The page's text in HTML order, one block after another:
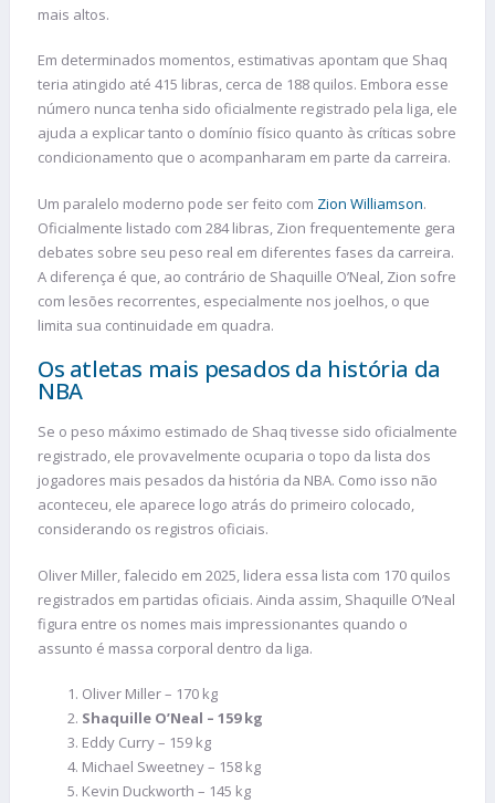
mais altos.
Em determinados momentos, estimativas apontam que Shaq
teria atingido até 415 libras, cerca de 188 quilos. Embora esse
número nunca tenha sido oficialmente registrado pela liga, ele
ajuda a explicar tanto o domínio físico quanto às críticas sobre
condicionamento que o acompanharam em parte da carreira.
Um paralelo moderno pode ser feito com Zion Williamson.
Oficialmente listado com 284 libras, Zion frequentemente gera
debates sobre seu peso real em diferentes fases da carreira.
A diferença é que, ao contrário de Shaquille O’Neal, Zion sofre
com lesões recorrentes, especialmente nos joelhos, o que
limita sua continuidade em quadra.
Os atletas mais pesados da história da
NBA
Se o peso máximo estimado de Shaq tivesse sido oficialmente
registrado, ele provavelmente ocuparia o topo da lista dos
jogadores mais pesados da história da NBA. Como isso não
aconteceu, ele aparece logo atrás do primeiro colocado,
considerando os registros oficiais.
Oliver Miller, falecido em 2025, lidera essa lista com 170 quilos
registrados em partidas oficiais. Ainda assim, Shaquille O’Neal
figura entre os nomes mais impressionantes quando o
assunto é massa corporal dentro da liga.
Oliver Miller – 170 kg
Shaquille O’Neal – 159 kg
Eddy Curry – 159 kg
Michael Sweetney – 158 kg
Kevin Duckworth – 145 kg